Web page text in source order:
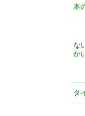
本
な
か
タ